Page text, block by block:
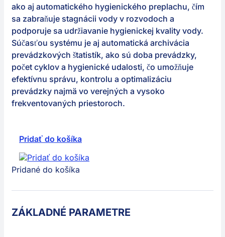
ako aj automatického hygienického preplachu, čím
sa zabraňuje stagnácii vody v rozvodoch a
podporuje sa udržiavanie hygienickej kvality vody.
Súčasťou systému je aj automatická archivácia
prevádzkových štatistík, ako sú doba prevádzky,
počet cyklov a hygienické udalosti, čo umožňuje
efektívnu správu, kontrolu a optimalizáciu
prevádzky najmä vo verejných a vysoko
frekventovaných priestoroch.
Pridať do košíka
Pridané do košíka
ZÁKLADNÉ PARAMETRE